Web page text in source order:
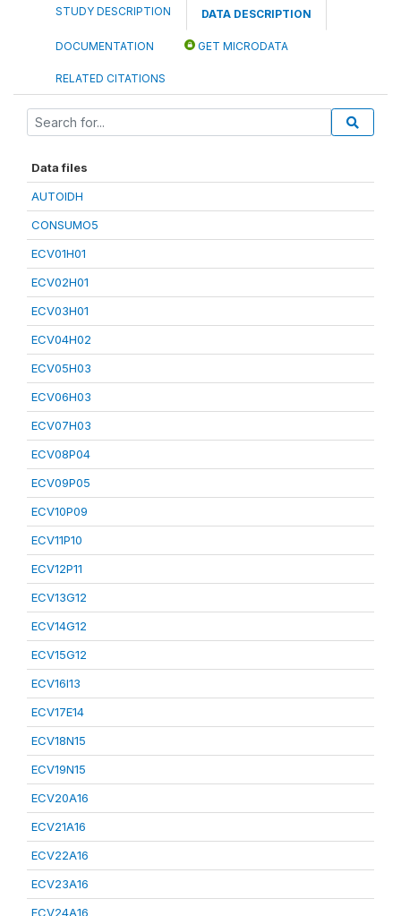
STUDY DESCRIPTION DATA DESCRIPTION
DOCUMENTATION GET MICRODATA
RELATED CITATIONS
Data files
AUTOIDH
CONSUMO5
ECV01H01
ECV02H01
ECV03H01
ECV04H02
ECV05H03
ECV06H03
ECV07H03
ECV08P04
ECV09P05
ECV10P09
ECV11P10
ECV12P11
ECV13G12
ECV14G12
ECV15G12
ECV16I13
ECV17E14
ECV18N15
ECV19N15
ECV20A16
ECV21A16
ECV22A16
ECV23A16
ECV24A16